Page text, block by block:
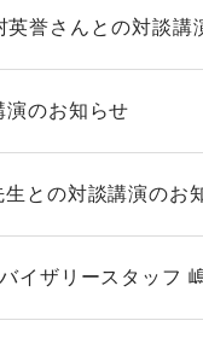
誉さんとの対談講
のお知らせ
との対談講演のお
イザリースタッフ